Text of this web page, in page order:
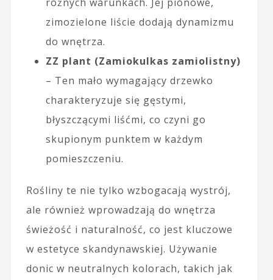
zimozielone liście dodają dynamizmu
do wnętrza.
ZZ plant (Zamiokulkas zamiolistny)
– Ten mało wymagający drzewko
charakteryzuje się gęstymi,
błyszczącymi liśćmi, co czyni go
skupionym punktem w każdym
pomieszczeniu.
Rośliny te nie tylko wzbogacają wystrój,
ale również wprowadzają do wnętrza
świeżość i naturalność, co jest kluczowe
w estetyce skandynawskiej. Używanie
donic w neutralnych kolorach, takich jak